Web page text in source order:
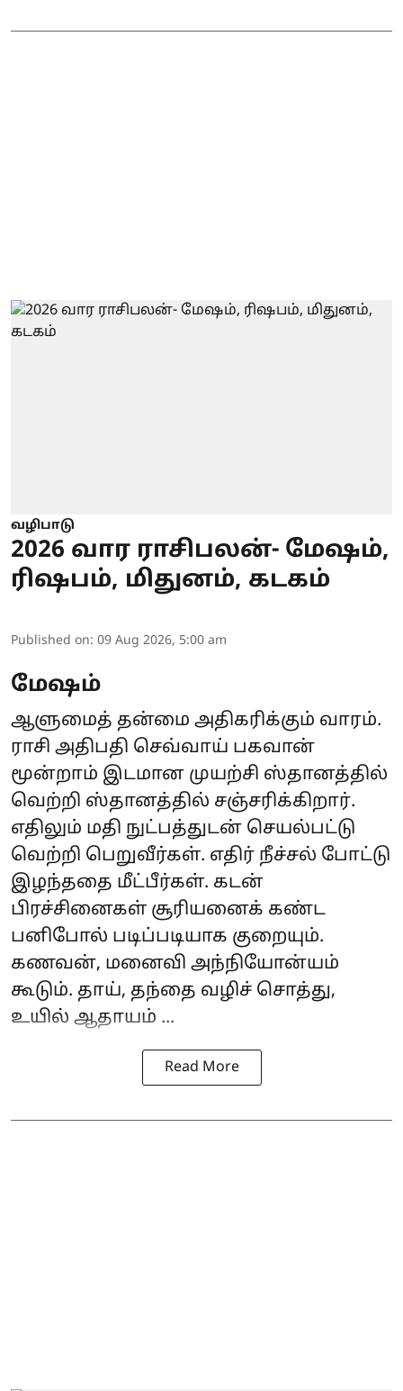
வழிபாடு
2026 வார ராசிபலன்- மேஷம்,
ரிஷபம், மிதுனம், கடகம்
Published on: 09 Aug 2026, 5:00 am
மேஷம்
ஆளுமைத் தன்மை அதிகரிக்கும் வாரம்.
ராசி அதிபதி செவ்வாய் பகவான்
மூன்றாம் இடமான முயற்சி ஸ்தானத்தில்
வெற்றி ஸ்தானத்தில் சஞ்சரிக்கிறார்.
எதிலும் மதி நுட்பத்துடன் செயல்பட்டு
வெற்றி பெறுவீர்கள். எதிர் நீச்சல் போட்டு
இழந்ததை மீட்பீர்கள். கடன்
பிரச்சினைகள் சூரியனைக் கண்ட
பனிபோல் படிப்படியாக குறையும்.
கணவன், மனைவி அந்நியோன்யம்
கூடும். தாய், தந்தை வழிச் சொத்து,
உயில் ஆதாயம் ...
Read More